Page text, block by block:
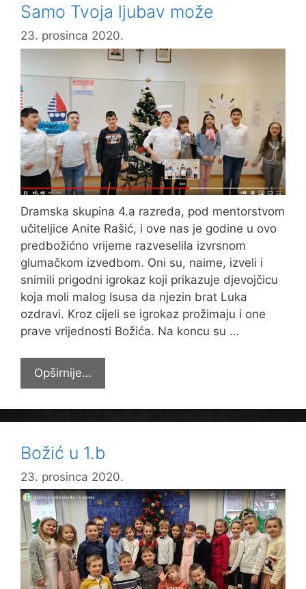
Samo Tvoja ljubav može
23. prosinca 2020.
Dramska skupina 4.a razreda, pod mentorstvom
učiteljice Anite Rašić, i ove nas je godine u ovo
predbožićno vrijeme razveselila izvrsnom
glumačkom izvedbom. Oni su, naime, izveli i
snimili prigodni igrokaz koji prikazuje djevojčicu
koja moli malog Isusa da njezin brat Luka
ozdravi. Kroz cijeli se igrokaz prožimaju i one
prave vrijednosti Božića. Na koncu su …
Opširnije…
Tvoja
ljubav
može
Božić u 1.b
23. prosinca 2020.